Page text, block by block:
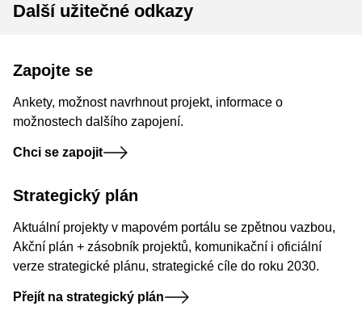
Další užitečné odkazy
Zapojte se
Ankety, možnost navrhnout projekt, informace o
možnostech dalšího zapojení.
Chci se zapojit
Strategický plán
Aktuální projekty v mapovém portálu se zpětnou vazbou,
Akční plán + zásobník projektů, komunikační i oficiální
verze strategické plánu, strategické cíle do roku 2030.
Přejít na strategický plán